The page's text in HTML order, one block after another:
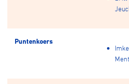
Puntenkoers
Imke